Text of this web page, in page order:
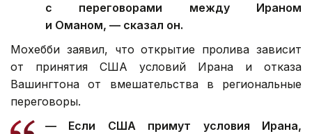
с переговорами между Ираном
и Оманом, — сказал он.
Мохебби заявил, что открытие пролива зависит
от принятия США условий Ирана и отказа
Вашингтона от вмешательства в региональные
переговоры.
— Если США примут условия Ирана,